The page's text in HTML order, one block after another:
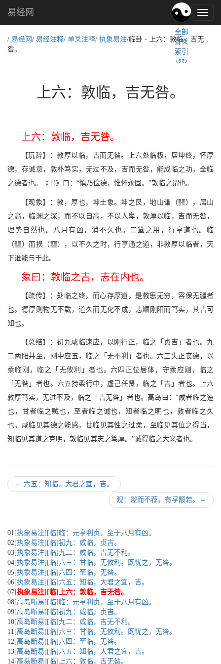
易
经
化,
易经网
全部
卦爻
索引
↺↻
/ 易经网 / 易经注释/ 单爻注释/ 执象易注/临卦 - 上六：敦临，吉无
咎。
上六：敦临，吉无咎。
上六：敦临，吉无咎。
【玩辞】：敦厚以临，吉而无咎。上六处临极，居坤终，怀厚
德，存诚意，敦朴笃实，无过不及，吉而无咎，能成临之功，全临
之德者也。《书》曰：“慎乃俭德，惟怀永固。”敦临之谓也。
【观象】：敦，厚也，坤土象。坤之艮，地山谦（d），居山
之高，临渊之深，而不以自高，不以人卑，敦厚以临，吉而无咎，
理势自然也。八月有凶，消不久也。二簋之用，行亨道也。临
（l）而损（A），以不久之时，行亨通之道，非敦厚以临者，天
下谁能与于此。
象曰：敦临之吉，志在内也。
【疏传】：处临之终，而心存厚道，是教思无穷，容保无疆者
也。德厚则物无不载，道久而无化不成，志顺刚阳而笃实，其吉可
知也。
【总结】：初九咸临速应，以刚行正，临之「贞吉」者也。九
二两阳并至，刚中应五，临之「无不利」者也。六三失正丧德，以
柔临刚，临之「无攸利」者也。六四正位居体，守柔应刚，临之
「无咎」者也。六五持柔行中，虚己任贤，临之「吉」者也。上六
敦厚笃实，无过不及，临之「吉无咎」者也。高岛曰：“咸者临之速
也，甘者临之贼也，至者临之诚也，知者临之明也，敦者临之久
也。咸临见其德之能感，甘临见其性之过柔，至临见其位之得当，
知临见其道之克明，敦临见其志之笃厚。”诚得临之大义者也。
← 六五：知临，大君之宜，吉。
观：盥而不荐，有孚颙若。 →
01 [执象易注][临]临：元亨利贞，至于八月有凶。
02[执象易注][临]初九：咸临，贞吉。
03[执象易注][临]九二：咸临，吉无不利。
04[执象易注][临]六三：甘临，无攸利。既忧之，无咎。
05[执象易注][临]六四：至临，无咎。
06[执象易注][临]六五：知临，大君之宜，吉。
07[执象易注][临]上六：敦临，吉无咎。
08[高岛断易][临]临：元亨利贞，至于八月有凶。
09[高岛断易][临]初九：咸临，贞吉。
10[高岛断易][临]九二：咸临，吉无不利。
11 [高岛断易][临]六三：甘临，无攸利。既忧之，无咎。
12[高岛断易][临]六四：至临，无咎。
13[高岛断易][临]六五：知临，大君之宜，吉。
14[高岛断易][临]上六：敦临，吉无咎。